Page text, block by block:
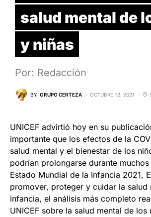
salud mental de
y niñas
Por: Redacción
BY GRUPO CERTEZA OCTUBRE 12, 2021
UNICEF advirtió hoy en su
importante que los efectos de la
salud mental y el bienestar de los
podrían prolongarse durante muchos
Estado Mundial de la Infancia 2021,
promover, proteger y cuidar la salud
infancia, el análisis más completo
UNICEF sobre la salud mental de los